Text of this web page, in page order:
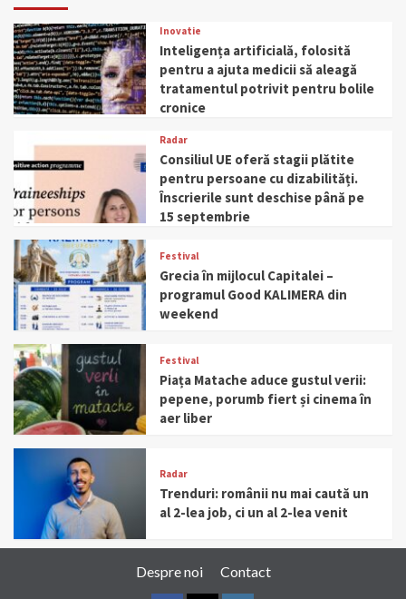
Inovatie
Inteligența artificială, folosită
pentru a ajuta medicii să aleagă
tratamentul potrivit pentru bolile
cronice
Radar
Consiliul UE oferă stagii plătite
pentru persoane cu dizabilități.
Înscrierile sunt deschise până pe
15 septembrie
Festival
Grecia în mijlocul Capitalei –
programul Good KALIMERA din
weekend
Festival
Piața Matache aduce gustul verii:
pepene, porumb fiert și cinema în
aer liber
Radar
Trenduri: românii nu mai caută un
al 2-lea job, ci un al 2-lea venit
Despre noi Contact